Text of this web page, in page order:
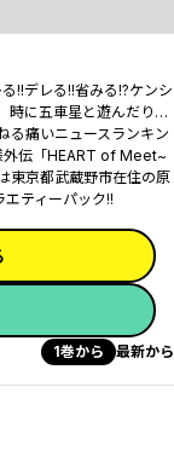
!!デレる!!省みる!?ケンシ
時に五車星と遊んだり…
る痛いニュースランキン
外伝「HEART of Meet~
東京都武蔵野市在住の原
ティーパック!!
1巻から 最新から